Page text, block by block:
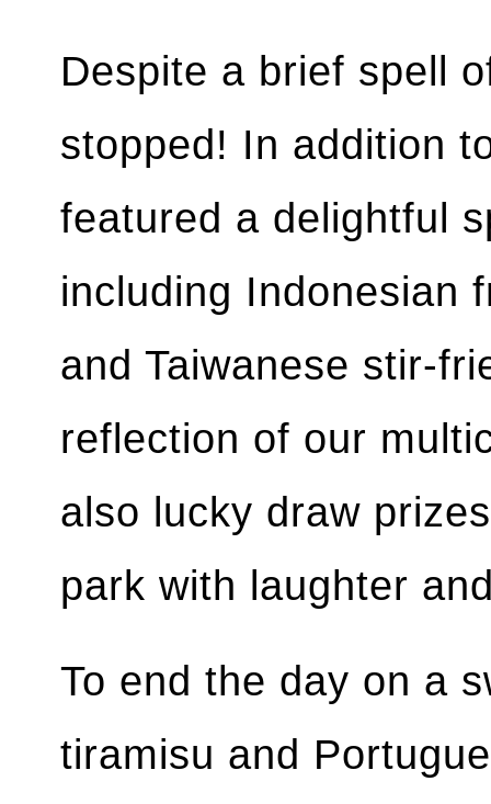
Despite a brief spell
stopped! In addition
featured a delightful
including Indonesian
and Taiwanese stir-
reflection of our
also lucky draw
park with laughter
To end the day on a
tiramisu and